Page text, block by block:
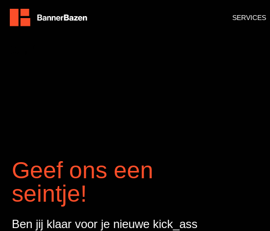
SERVICES
SERVICES
Geef ons een
seintje!
Ben jij klaar voor je nieuwe kick_ass